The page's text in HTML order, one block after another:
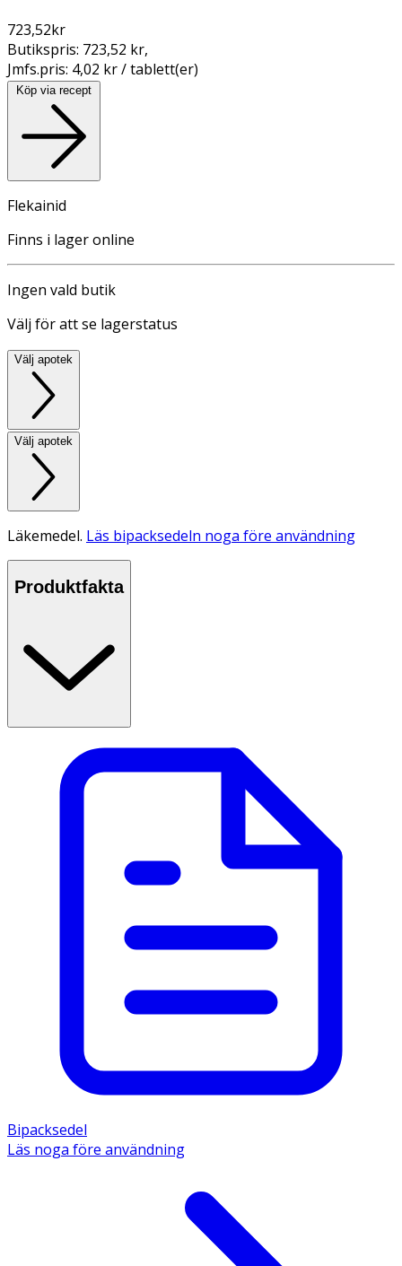
723,52kr
Butikspris: 723,52 kr,
Jmfs.pris: 4,02 kr / tablett(er)
Köp via recept
Flekainid
Finns i lager online
Ingen vald butik
Välj för att se lagerstatus
Välj apotek
Välj apotek
Läkemedel. Läs bipacksedeln noga före användning
Produktfakta
Bipacksedel
Läs noga före användning